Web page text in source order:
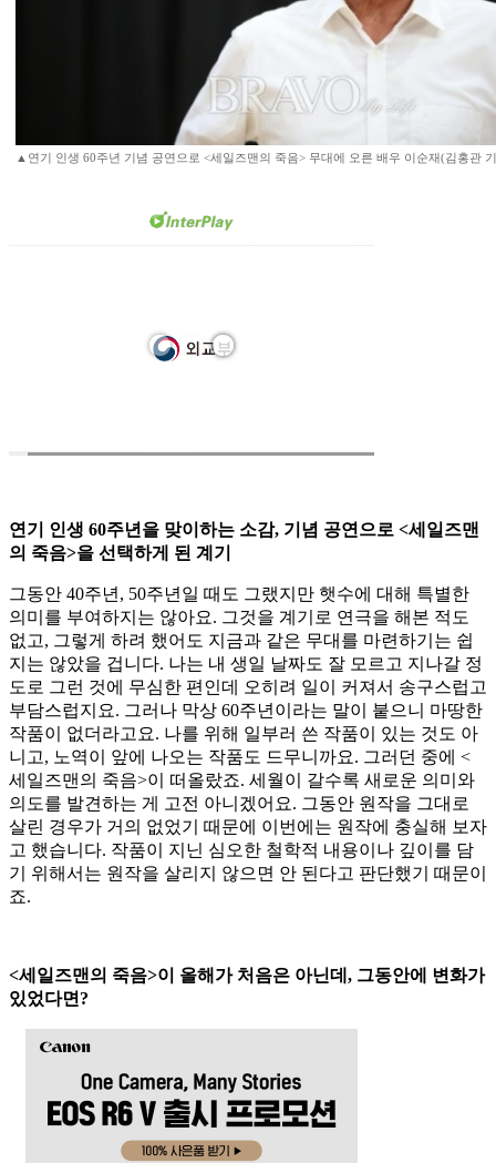
▲연기 인생 60주년 기념 공연으로 <세일즈맨의 죽음> 무대에 오른 배우 이순재(김홍관
연기 인생 60주년을 맞이하는 소감, 기념 공연으로 <세일즈맨
의 죽음>을 선택하게 된 계기
그동안 40주년, 50주년일 때도 그랬지만 햇수에 대해 특별한
의미를 부여하지는 않아요. 그것을 계기로 연극을 해본 적도
없고, 그렇게 하려 했어도 지금과 같은 무대를 마련하기는 쉽
지는 않았을 겁니다. 나는 내 생일 날짜도 잘 모르고 지나갈 정
도로 그런 것에 무심한 편인데 오히려 일이 커져서 송구스럽고
부담스럽지요. 그러나 막상 60주년이라는 말이 붙으니 마땅한
작품이 없더라고요. 나를 위해 일부러 쓴 작품이 있는 것도 아
니고, 노역이 앞에 나오는 작품도 드무니까요. 그러던 중에 <
세일즈맨의 죽음>이 떠올랐죠. 세월이 갈수록 새로운 의미와
의도를 발견하는 게 고전 아니겠어요. 그동안 원작을 그대로
살린 경우가 거의 없었기 때문에 이번에는 원작에 충실해 보자
고 했습니다. 작품이 지닌 심오한 철학적 내용이나 깊이를 담
기 위해서는 원작을 살리지 않으면 안 된다고 판단했기 때문이
죠.
<세일즈맨의 죽음>이 올해가 처음은 아닌데, 그동안에 변화가
있었다면?